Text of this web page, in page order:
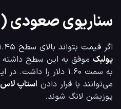
سناریوی صعودی (Bullish)
اگر قیمت بتواند بالای سطح ۱.۴۵ دلار تثبیت دهد و یک
پولبک
می‌توانند با قرار دادن
استاپ لاس
پوزیشن لانگ شوند.